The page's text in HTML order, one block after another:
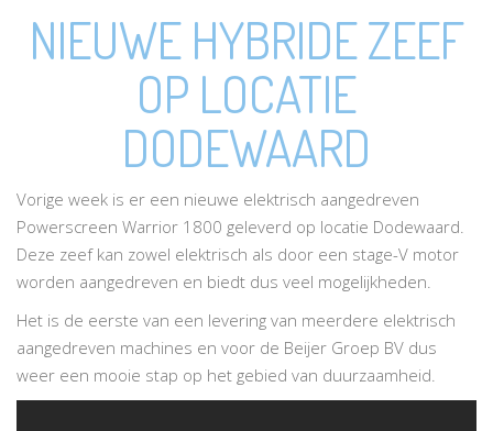
NIEUWE HYBRIDE ZEEF
OP LOCATIE
DODEWAARD
Vorige week is er een nieuwe elektrisch aangedreven
Powerscreen Warrior 1800 geleverd op locatie Dodewaard.
Deze zeef kan zowel elektrisch als door een stage-V motor
worden aangedreven en biedt dus veel mogelijkheden.
Het is de eerste van een levering van meerdere elektrisch
aangedreven machines en voor de Beijer Groep BV dus
weer een mooie stap op het gebied van duurzaamheid.